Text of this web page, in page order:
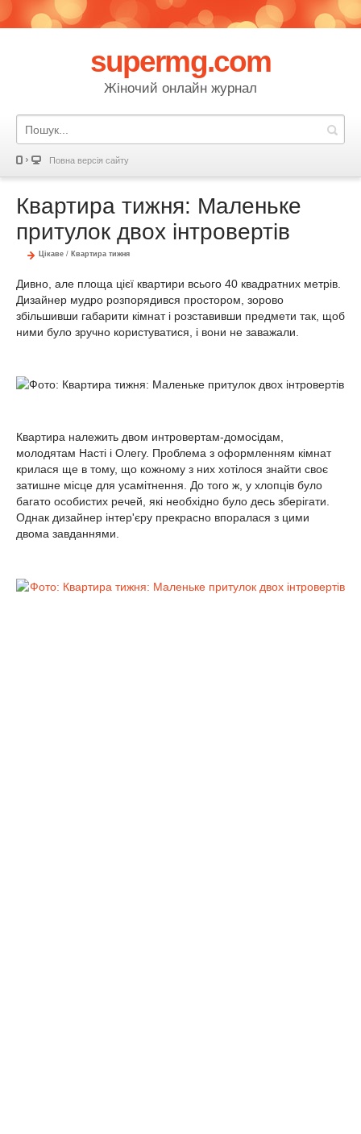
supermg.com
Жіночий онлайн журнал
Повна версія сайту
Квартира тижня: Маленьке
притулок двох інтровертів
Цікаве / Квартира тижня
Дивно, але площа цієї квартири всього 40 квадратних метрів.
Дизайнер мудро розпорядився простором, зорово
збільшивши габарити кімнат і розставивши предмети так, щоб
ними було зручно користуватися, і вони не заважали.
Квартира належить двом интровертам-домосідам,
молодятам Насті і Олегу. Проблема з оформленням кімнат
крилася ще в тому, що кожному з них хотілося знайти своє
затишне місце для усамітнення. До того ж, у хлопців було
багато особистих речей, які необхідно було десь зберігати.
Однак дизайнер інтер'єру прекрасно впоралася з цими
двома завданнями.